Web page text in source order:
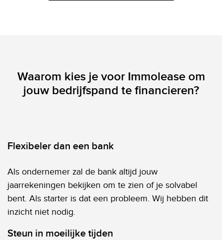
Waarom kies je voor Immolease om
jouw bedrijfspand te financieren?
Flexibeler dan een bank
Als ondernemer zal de bank altijd jouw
jaarrekeningen bekijken om te zien of je solvabel
bent. Als starter is dat een probleem. Wij hebben dit
inzicht niet nodig.
Steun in moeilijke tijden